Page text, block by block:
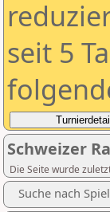
seit 5
Schweizer
Die Seite wurde
Suche nach